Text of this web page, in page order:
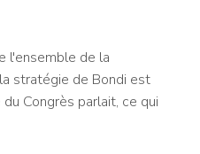
l'ensemble de la
stratégie de Bondi est
Congrès parlait, ce qui